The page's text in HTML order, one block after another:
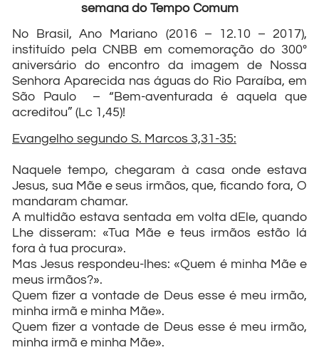
semana do Tempo Comum
No Brasil, Ano Mariano (2016 – 12.10 – 2017),
instituído pela CNBB em comemoração do 300º
aniversário do encontro da imagem de Nossa
Senhora Aparecida nas águas do Rio Paraíba, em
São Paulo – “Bem-aventurada é aquela que
acreditou” (Lc 1,45)!
Evangelho segundo S. Marcos 3,31-35:
Naquele tempo, chegaram à casa onde estava
Jesus, sua Mãe e seus irmãos, que, ficando fora, O
mandaram chamar.
A multidão estava sentada em volta dEle, quando
Lhe disseram: «Tua Mãe e teus irmãos estão lá
fora à tua procura».
Mas Jesus respondeu-lhes: «Quem é minha Mãe e
meus irmãos?».
Quem fizer a vontade de Deus esse é meu irmão,
minha irmã e minha Mãe».
Quem fizer a vontade de Deus esse é meu irmão,
minha irmã e minha Mãe».